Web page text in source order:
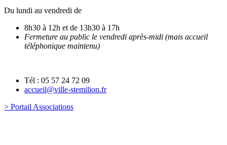
Du lundi au vendredi de
8h30 à 12h et de 13h30 à 17h
Fermeture au public le vendredi après-midi (mais accueil
téléphonique maintenu)
Tél : 05 57 24 72 09
accueil@ville-stemilion.fr
> Portail Associations